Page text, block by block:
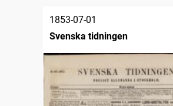
1853-07-01
Svenska tidningen